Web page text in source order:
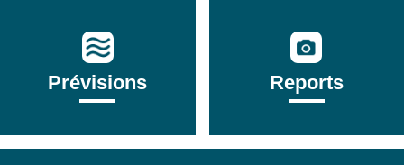
Prévisions Reports